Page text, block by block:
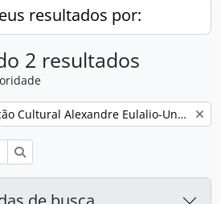
resultados por:
2 resultados
Centro de Documentação Cultural Alexandre Eulalio-Unicamp.